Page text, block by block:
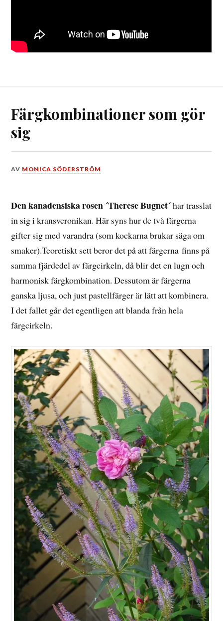
Färgkombinationer som gör
sig
DEN
2014
AV MONICA SÖDERSTRÖM
Den kanadensiska rosen ´Therese Bugnet´har trasslat
in sig i kransveronikan. Här syns hur de två färgerna
gifter sig med varandra (som kockarna brukar säga om
smaker).Teoretiskt sett beror det på att färgerna finns på
samma fjärdedel av färgcirkeln, då blir det en lugn och
harmonisk färgkombination. Dessutom är färgerna
ganska ljusa, och just pastellfärger är lätt att kombinera.
I det fallet går det egentligen att blanda från hela
färgcirkeln.